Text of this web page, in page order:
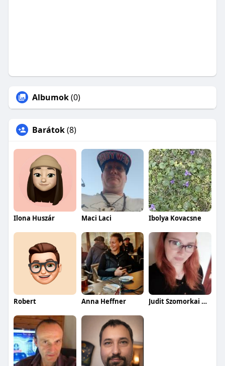
Albumok(0)
Barátok(8)
Ilona Huszár Maci Laci Ibolya Kovacsne
Robert Anna Heffner Judit Szomorkai Heffnerné